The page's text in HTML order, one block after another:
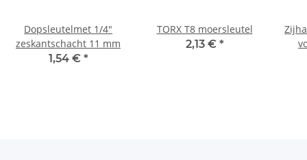
Dopsleutelmet 1/4"
zeskantschacht 11 mm
1,54 € *
TORX T8 moersleutel
2,13 € *